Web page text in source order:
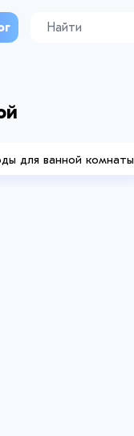
для ванной комнаты